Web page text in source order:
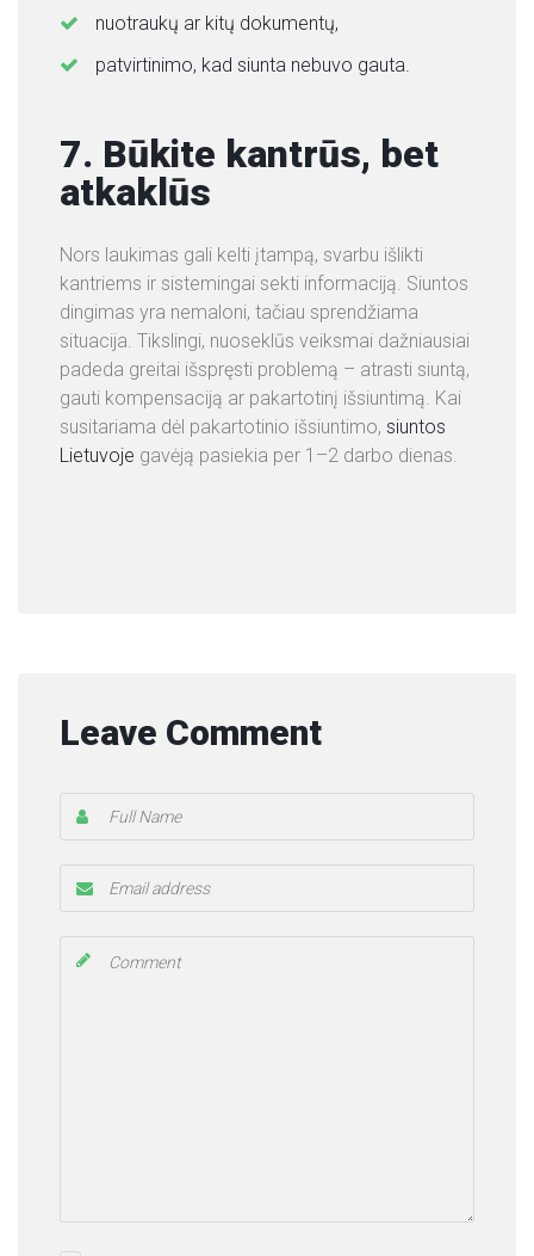
nuotraukų ar kitų dokumentų,
patvirtinimo, kad siunta nebuvo gauta.
7. Būkite kantrūs, bet
atkaklūs
Nors laukimas gali kelti įtampą, svarbu išlikti
kantriems ir sistemingai sekti informaciją. Siuntos
dingimas yra nemaloni, tačiau sprendžiama
situacija. Tikslingi, nuoseklūs veiksmai dažniausiai
padeda greitai išspręsti problemą – atrasti siuntą,
gauti kompensaciją ar pakartotinį išsiuntimą. Kai
susitariama dėl pakartotinio išsiuntimo, siuntos
Lietuvoje gavėją pasiekia per 1–2 darbo dienas.
Leave Comment